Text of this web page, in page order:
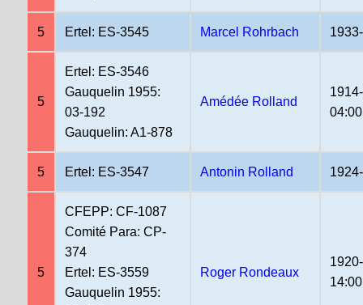
5 Ertel: ES-3545 Marcel Rohrbach
5
Ertel: ES-3546
Gauquelin 1955:
03-192
Gauquelin: A1-878
Amédée Rolland
04:00
5 Ertel: ES-3547 Antonin Rolland
5
CFEPP: CF-1087
Comité Para: CP-
374
Ertel: ES-3559
Gauquelin 1955:
Roger Rondeaux
14:00